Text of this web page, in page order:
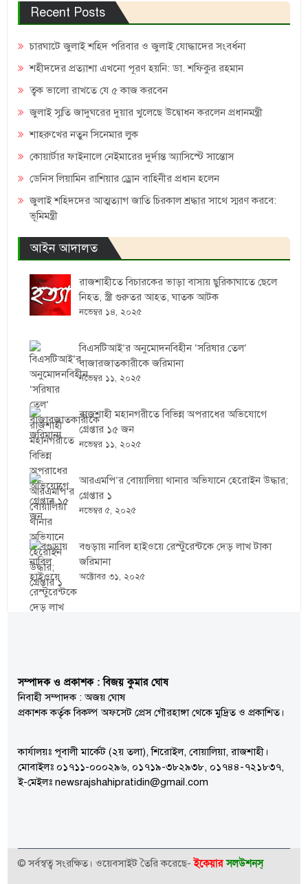
Recent Posts
চারঘাটে জুলাই শহিদ পরিবার ও জুলাই যোদ্ধাদের সংবর্ধনা
শহীদদের প্রত্যাশা এখনো পূরণ হয়নি: ডা. শফিকুর রহমান
ত্বক ভালো রাখতে যে ৫ কাজ করবেন
জুলাই স্মৃতি জাদুঘরের দুয়ার খুলেছে উদ্বোধন করলেন প্রধানমন্ত্রী
শাহরুখের নতুন সিনেমার লুক
কোয়ার্টার ফাইনালে নেইমারের দুর্দান্ত অ্যাসিস্টে সান্তোস
ডেনিস লিয়ামিন রাশিয়ার ড্রোন বাহিনীর প্রধান হলেন
জুলাই শহিদদের আত্মত্যাগ জাতি চিরকাল শ্রদ্ধার সাথে স্মরণ করবে:
ভূমিমন্ত্রী
আইন আদালত
রাজশাহীতে বিচারকের ভাড়া বাসায় ছুরিকাঘাতে ছেলে
নিহত, স্ত্রী গুরুতর আহত, ঘাতক আটক
নভেম্বর ১৪, ২০২৫
বিএসটিআই’র অনুমোদনবিহীন ‘সরিষার তেল’
বাজারজাতকারীকে জরিমানা
নভেম্বর ১১, ২০২৫
রাজশাহী মহানগরীতে বিভিন্ন অপরাধের অভিযোগে
গ্রেপ্তার ১৫ জন
নভেম্বর ১১, ২০২৫
আরএমপি’র বোয়ালিয়া থানার অভিযানে হেরোইন উদ্ধার;
গ্রেপ্তার ১
নভেম্বর ৫, ২০২৫
বগুড়ায় নাবিল হাইওয়ে রেস্টুরেন্টকে দেড় লাখ টাকা
জরিমানা
অক্টোবর ৩১, ২০২৫
সম্পাদক ও প্রকাশক : বিজয় কুমার ঘোষ
নিবাহী সম্পাদক : অজয় ঘোষ
প্রকাশক কর্তৃক বিকল্প অফসেট প্রেস গৌরহাঙ্গা থেকে মুদ্রিত ও প্রকাশিত।
কার্যালয়ঃ পূবালী মার্কেট (২য় তলা), শিরোইল, বোয়ালিয়া, রাজশাহী।
মোবাইলঃ ০১৭১১-০০০২৯৬, ০১৭১৯-৩৮২৯৩৮, ০১৭৪৪-৭২১৮৩৭,
ই-মেইলঃ newsrajshahipratidin@gmail.com
© সর্বস্বত্ব সংরক্ষিত। ওয়েবসাইট তৈরি করেছে-ইকেয়ার সলউশনস্